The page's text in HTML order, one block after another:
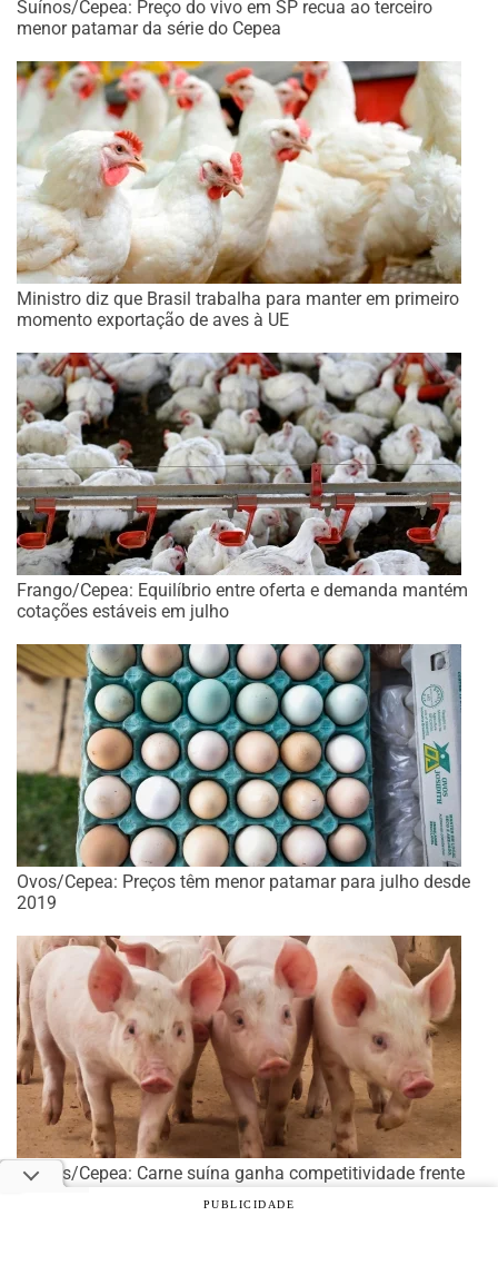
Suínos/Cepea: Preço do vivo em SP recua ao terceiro
menor patamar da série do Cepea
Ministro diz que Brasil trabalha para manter em primeiro
momento exportação de aves à UE
Frango/Cepea: Equilíbrio entre oferta e demanda mantém
cotações estáveis em julho
Ovos/Cepea: Preços têm menor patamar para julho desde
2019
Suínos/Cepea: Carne suína ganha competitividade frente
ao frango e perde frente ao boiPUBLICIDADE